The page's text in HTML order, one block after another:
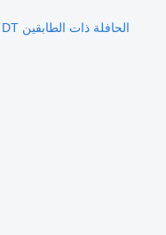
الحافلة ذات الطابقين Setra TopClass S 431 DT